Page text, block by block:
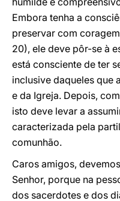
Embora tenha a
preservar com
20), ele deve pôr-se à
está consciente de ter
inclusive daqueles que
e da Igreja. Depois,
isto deve levar a
caracterizada pela
comunhão.
Caros amigos,
Senhor, porque na
dos sacerdotes e dos